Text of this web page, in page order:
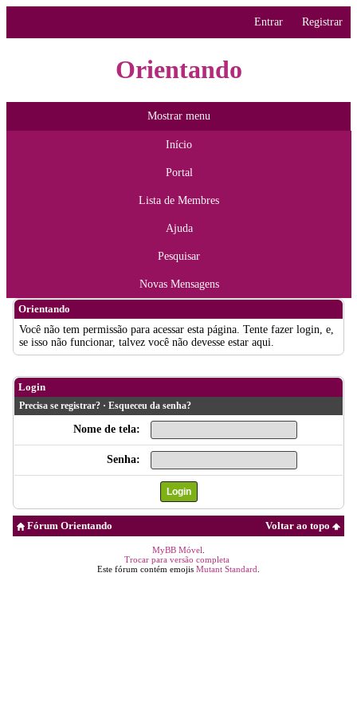
Entrar Registrar
Orientando
Mostrar menu
Início
Portal
Lista de Membres
Ajuda
Pesquisar
Novas Mensagens
Orientando
Você não tem permissão para acessar esta página. Tente fazer login, e,
se isso não funcionar, talvez você não devesse estar aqui.
Login
Precisa se registrar? · Esqueceu da senha?
Nome de tela:
Senha:
Voltar ao topo
Fórum Orientando
MyBB Móvel
Trocar para versão completa
Este fórum contém emojis Mutant Standard